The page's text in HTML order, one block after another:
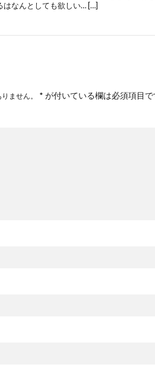
はなんとしても欲しい… […]
ません。 * が付いている欄は必須項目で